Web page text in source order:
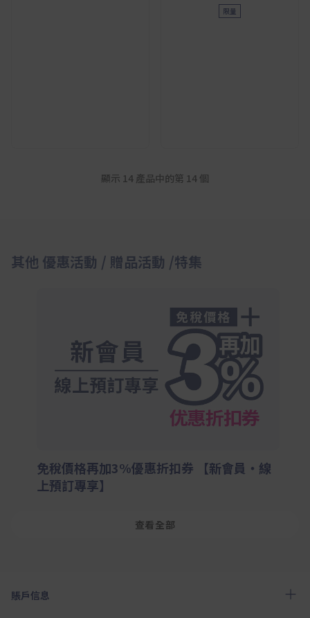
限量
顯示 14 產品中的第 14 個
其他 優惠活動 / 贈品活動 /特集
免稅價格再加3%優惠折扣券 【新會員・線
上預訂專享】
查看全部
賬戶信息